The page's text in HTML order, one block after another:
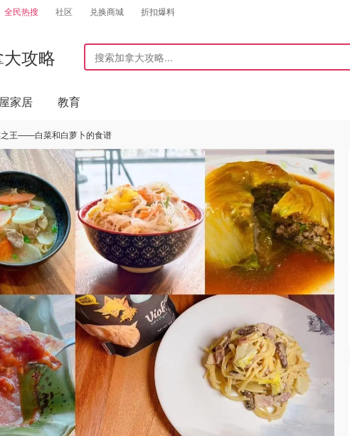
全民热搜 社区 兑换商城 折扣爆料
攻略
家居 教育
之王——白菜和白萝卜的食谱